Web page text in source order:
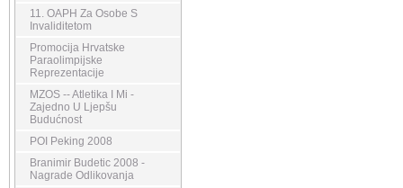
11. OAPH Za Osobe S
Invaliditetom
Promocija Hrvatske
Paraolimpijske
Reprezentacije
MZOS -- Atletika I Mi -
Zajedno U Ljepšu
Budućnost
POI Peking 2008
Branimir Budetic 2008 -
Nagrade Odlikovanja